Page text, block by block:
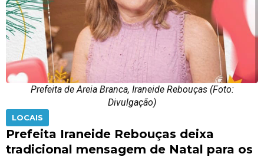
Prefeita de Areia Branca, Iraneide Rebouças (Foto:
Divulgação)
LOCAIS
Prefeita Iraneide Rebouças deixa
tradicional mensagem de Natal para os